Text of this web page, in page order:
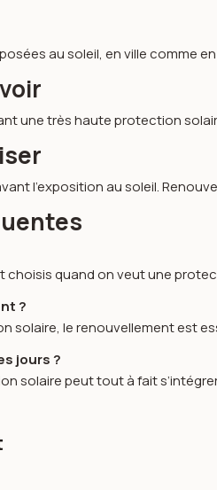
au soleil, en ville comme
une très haute protection
l’exposition au soleil.
quand on veut une
?
solaire, le renouvellement est
jours ?
solaire peut tout à fait